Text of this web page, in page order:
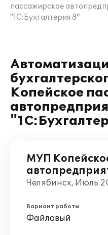
пассажирское
"1С:Бухгалтерия 8"
Копейское
МУП
Челябинск, Июль
Вариант работы
Файловый